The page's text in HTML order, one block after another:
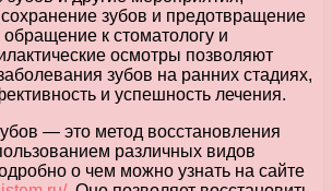
зубов и предотвращение
к стоматологу и
осмотры позволяют
зубов на ранних стадиях,
и успешность лечения.
— это метод восстановления
различных видов
о чем можно узнать на сайте